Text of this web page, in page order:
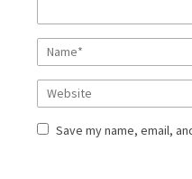
Save my name, email,